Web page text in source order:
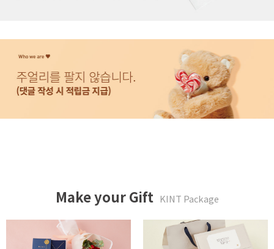
Make your Gift KINT Package
튤립같은 너에게 패키지 카네이션 메세지 박스 패키지